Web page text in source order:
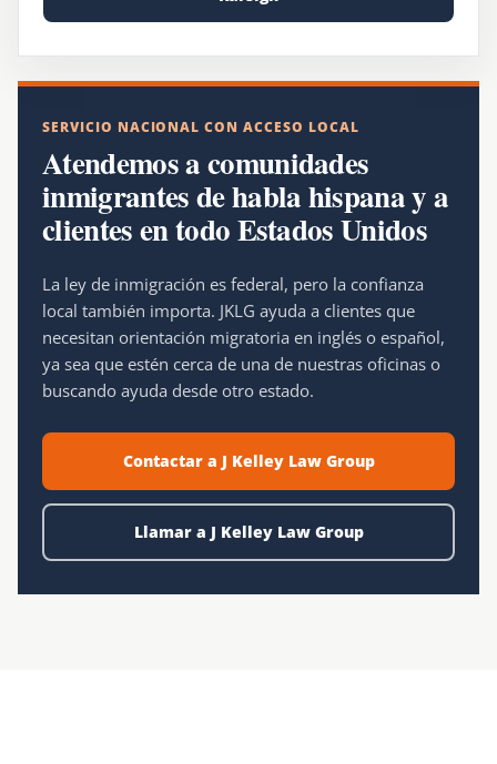
SERVICIO NACIONAL CON ACCESO LOCAL
Atendemos a comunidades
inmigrantes de habla hispana y a
clientes en todo Estados Unidos
La ley de inmigración es federal, pero la confianza
local también importa. JKLG ayuda a clientes que
necesitan orientación migratoria en inglés o español,
ya sea que estén cerca de una de nuestras oficinas o
buscando ayuda desde otro estado.
Contactar a J Kelley Law Group
Llamar a J Kelley Law Group